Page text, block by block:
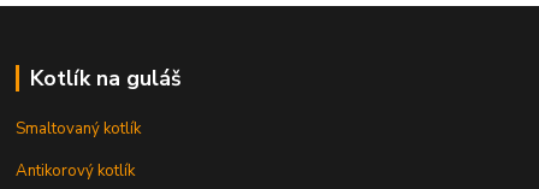
Kotlík na guláš
Smaltovaný kotlík
Antikorový kotlík